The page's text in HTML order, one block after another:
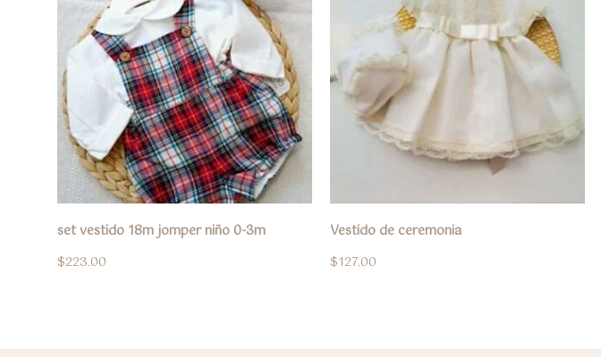
set vestido 18m jomper niño 0-3m
$223.00
Vestido de ceremonia
$127.00